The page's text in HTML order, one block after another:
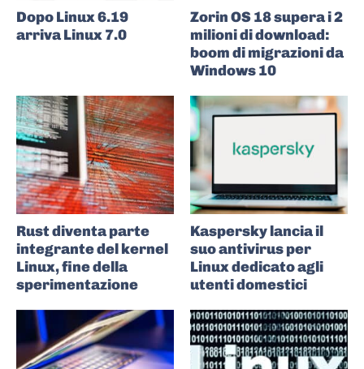
Dopo Linux 6.19
arriva Linux 7.0
Zorin OS 18 supera i 2
milioni di download:
boom di migrazioni da
Windows 10
Rust diventa parte
integrante del kernel
Linux, fine della
sperimentazione
Kaspersky lancia il
suo antivirus per
Linux dedicato agli
utenti domestici